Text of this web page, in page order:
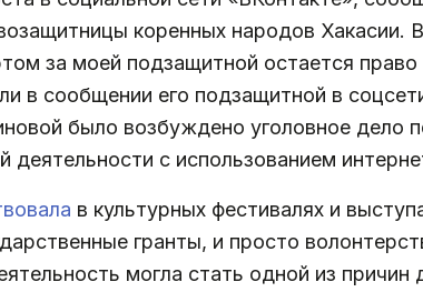
коренных народов
за моей подзащитной остается
в сообщении его подзащитной в
было возбуждено уголовное дело
с использованием
в культурных фестивалях и
гранты, и просто
могла стать одной из